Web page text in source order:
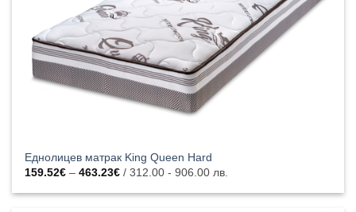
Еднолицев матрак King Queen Hard
159.52€ – 463.23€Price
159.52€
/ 312.00 - 906.00 лв.